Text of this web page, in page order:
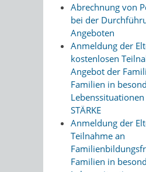
Abrechnung von
bei der
Angeboten
Anmeldung der
kostenlosen
Angebot der
Familien in
STÄRKE
Anmeldung der
Teilnahme an
Familien in